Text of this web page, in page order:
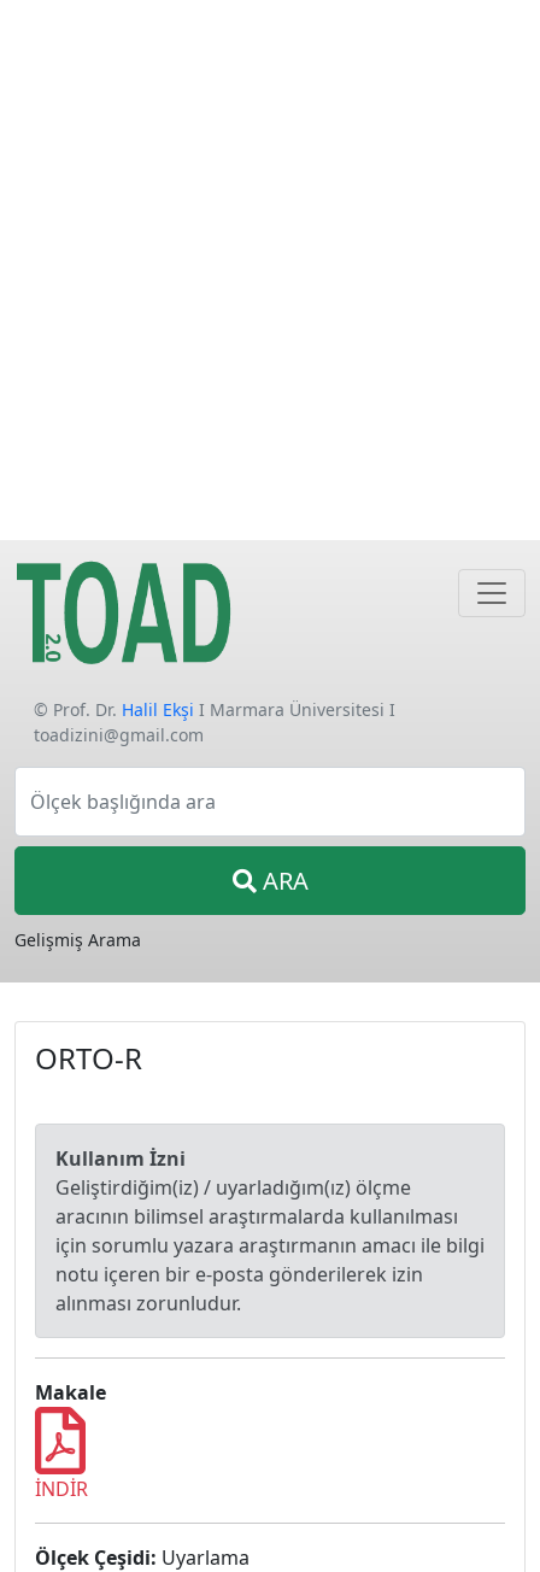
© Prof. Dr. Halil Ekşi I Marmara Üniversitesi I
toadizini@gmail.com
Ölçek başlığında ara
ARA
Gelişmiş Arama
ORTO-R
Kullanım İzni
Geliştirdiğim(iz) / uyarladığım(ız) ölçme
aracının bilimsel araştırmalarda kullanılması
için sorumlu yazara araştırmanın amacı ile bilgi
notu içeren bir e-posta gönderilerek izin
alınması zorunludur.
Makale
İNDİR
Ölçek Çeşidi: Uyarlama